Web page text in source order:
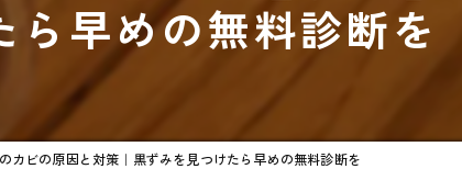
早めの無料診断を
カビの原因と対策｜黒ずみを見つけたら早めの無料診断を